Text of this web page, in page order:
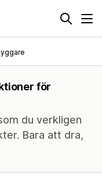
för
du verkligen
Bara att dra,